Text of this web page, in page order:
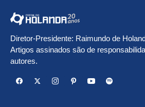
Diretor-Presidente: Raimundo de
Artigos assinados são de
autores.